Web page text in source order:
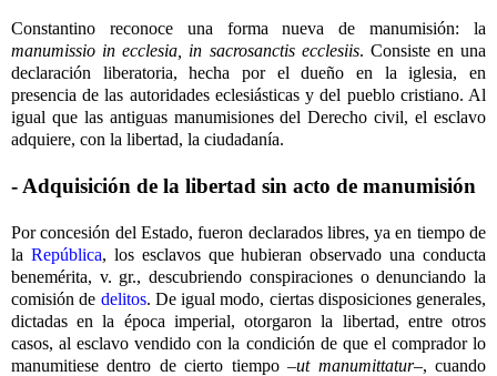
Constantino reconoce una forma nueva de manumisión: la
manumissio in ecclesia, in sacrosanctis ecclesiis. Consiste en una
declaración liberatoria, hecha por el dueño en la iglesia, en
presencia de las autoridades eclesiásticas y del pueblo cristiano. Al
igual que las antiguas manumisiones del Derecho civil, el esclavo
adquiere, con la libertad, la ciudadanía.
- Adquisición de la libertad sin acto de manumisión
Por concesión del Estado, fueron declarados libres, ya en tiempo de
la República, los esclavos que hubieran observado una conducta
benemérita, v. gr., descubriendo conspiraciones o denunciando la
comisión de delitos. De igual modo, ciertas disposiciones generales,
dictadas en la época imperial, otorgaron la libertad, entre otros
casos, al esclavo vendido con la condición de que el comprador lo
manumitiese dentro de cierto tiempo –ut manumittatur–, cuando